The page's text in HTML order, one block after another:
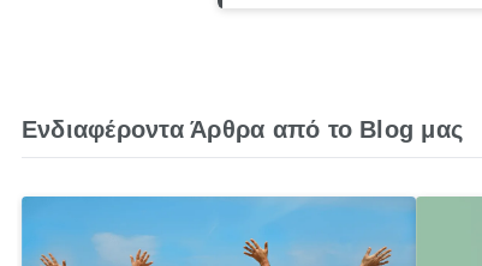
Ενδιαφέροντα Άρθρα από το Blog μας